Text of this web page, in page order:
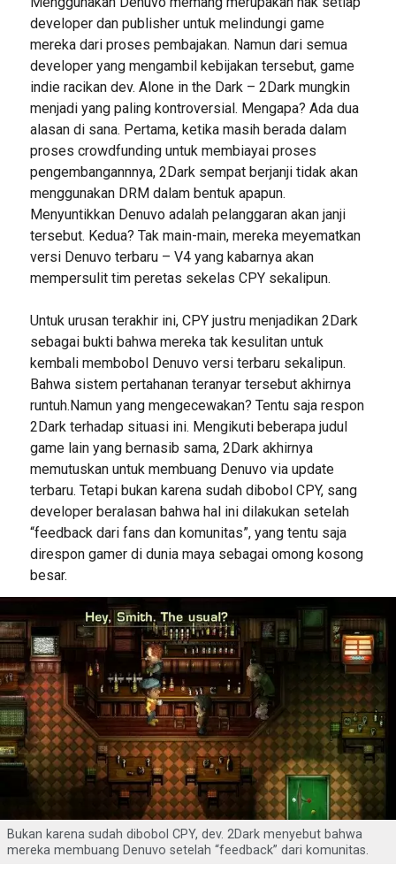
developer dan publisher untuk melindungi game
mereka dari proses pembajakan. Namun dari semua
developer yang mengambil kebijakan tersebut, game
indie racikan dev. Alone in the Dark – 2Dark mungkin
menjadi yang paling kontroversial. Mengapa? Ada dua
alasan di sana. Pertama, ketika masih berada dalam
proses crowdfunding untuk membiayai proses
pengembangannnya, 2Dark sempat berjanji tidak akan
menggunakan DRM dalam bentuk apapun.
Menyuntikkan Denuvo adalah pelanggaran akan janji
tersebut. Kedua? Tak main-main, mereka meyematkan
versi Denuvo terbaru – V4 yang kabarnya akan
mempersulit tim peretas sekelas CPY sekalipun.
Untuk urusan terakhir ini, CPY justru menjadikan 2Dark
sebagai bukti bahwa mereka tak kesulitan untuk
kembali membobol Denuvo versi terbaru sekalipun.
Bahwa sistem pertahanan teranyar tersebut akhirnya
runtuh.Namun yang mengecewakan? Tentu saja respon
2Dark terhadap situasi ini. Mengikuti beberapa judul
game lain yang bernasib sama, 2Dark akhirnya
memutuskan untuk membuang Denuvo via update
terbaru. Tetapi bukan karena sudah dibobol CPY, sang
developer beralasan bahwa hal ini dilakukan setelah
“feedback dari fans dan komunitas”, yang tentu saja
direspon gamer di dunia maya sebagai omong kosong
besar.
Bukan karena sudah dibobol CPY, dev. 2Dark menyebut bahwa
mereka membuang Denuvo setelah “feedback” dari komunitas.